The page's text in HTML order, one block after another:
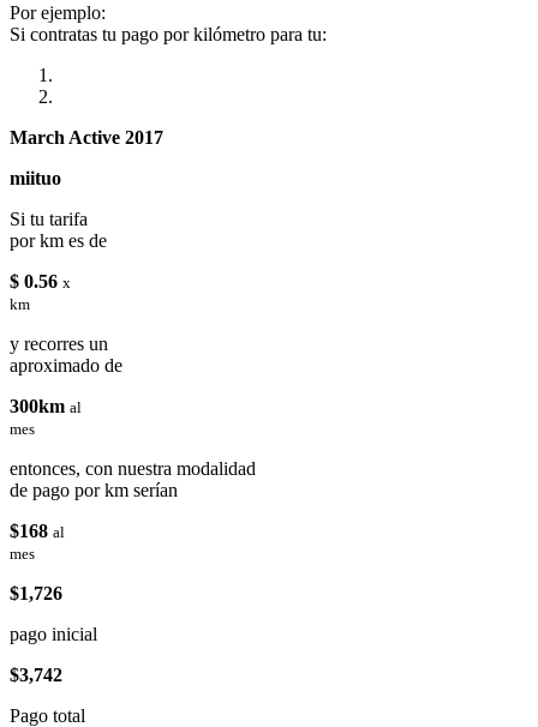
Por ejemplo:
Si contratas tu pago por kilómetro para tu:
March Active 2017
miituo
Si tu tarifa
por km es de
$ 0.56 x
km
y recorres un
aproximado de
300km al
mes
entonces, con nuestra modalidad
de pago por km serían
$168 al
mes
$1,726
pago inicial
$3,742
Pago total